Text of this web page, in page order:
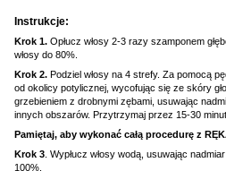
Instrukcje:
Krok 1. Opłucz włosy 2-3 razy szamponem
włosy do 80%.
Krok 2. Podziel włosy na 4 strefy. Za pomocą
od okolicy potylicznej, wycofując się ze skóry
grzebieniem z drobnymi zębami, usuwając
innych obszarów. Przytrzymaj przez 15-30
Pamiętaj, aby wykonać całą procedurę z
Krok 3 . Wypłucz włosy wodą, usuwając
100%.